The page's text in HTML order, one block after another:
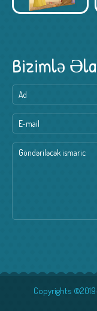
Bizimlə
Copyrights